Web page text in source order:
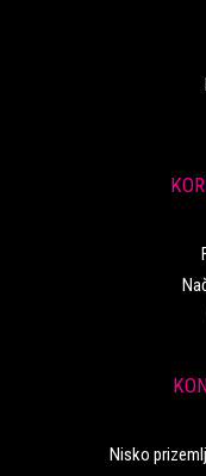
Nisko